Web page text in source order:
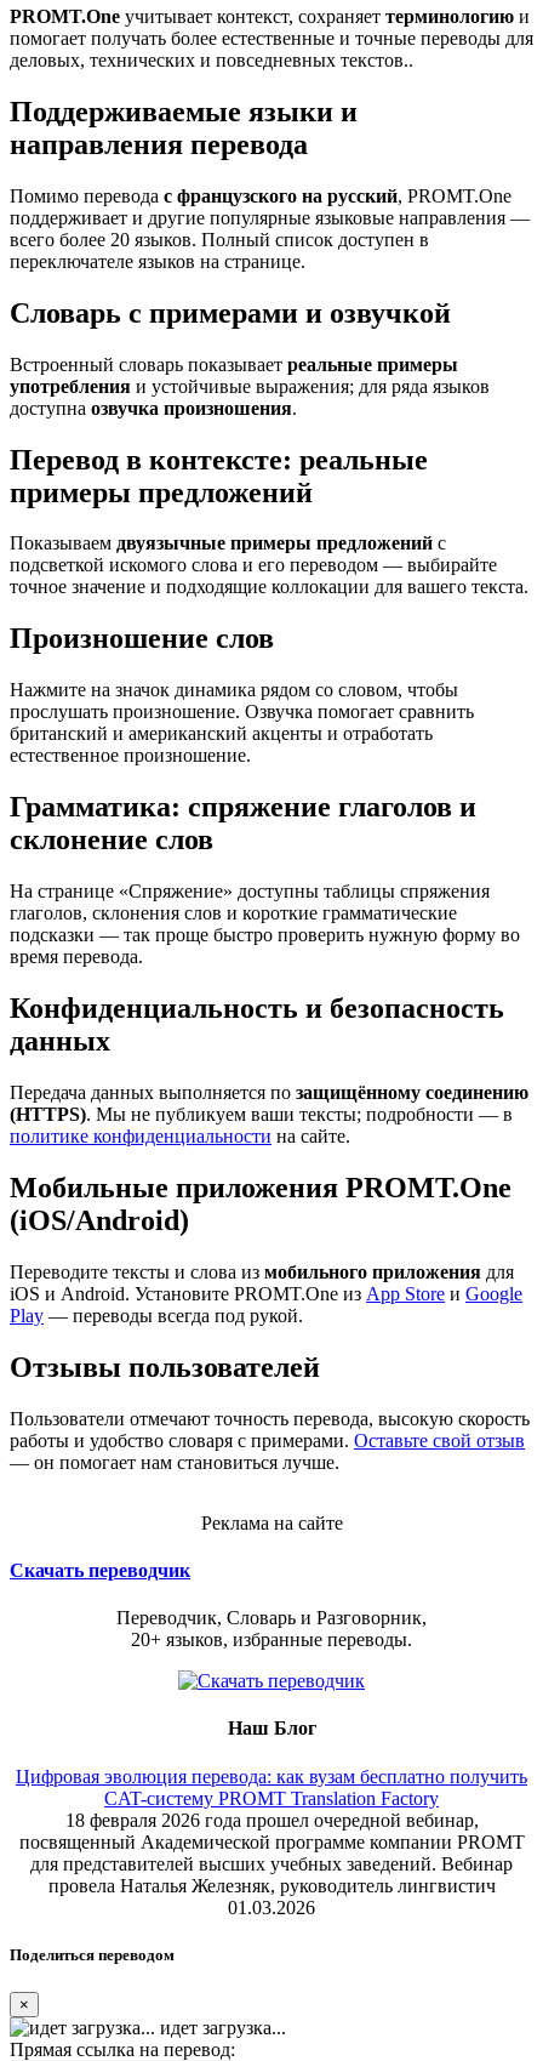
PROMT.One учитывает контекст, сохраняет терминологию и
помогает получать более естественные и точные переводы для
деловых, технических и повседневных текстов..
Поддерживаемые языки и
направления перевода
Помимо перевода с французского на русский, PROMT.One
поддерживает и другие популярные языковые направления —
всего более 20 языков. Полный список доступен в
переключателе языков на странице.
Словарь с примерами и озвучкой
Встроенный словарь показывает реальные примеры
употребления и устойчивые выражения; для ряда языков
доступна озвучка произношения.
Перевод в контексте: реальные
примеры предложений
Показываем двуязычные примеры предложений с
подсветкой искомого слова и его переводом — выбирайте
точное значение и подходящие коллокации для вашего текста.
Произношение слов
Нажмите на значок динамика рядом со словом, чтобы
прослушать произношение. Озвучка помогает сравнить
британский и американский акценты и отработать
естественное произношение.
Грамматика: спряжение глаголов и
склонение слов
На странице «Спряжение» доступны таблицы спряжения
глаголов, склонения слов и короткие грамматические
подсказки — так проще быстро проверить нужную форму во
время перевода.
Конфиденциальность и безопасность
данных
Передача данных выполняется по защищённому соединению
(HTTPS). Мы не публикуем ваши тексты; подробности — в
политике конфиденциальности на сайте.
Мобильные приложения PROMT.One
(iOS/Android)
Переводите тексты и слова из мобильного приложения для
iOS и Android. Установите PROMT.One из App Store и Google
Play — переводы всегда под рукой.
Отзывы пользователей
Пользователи отмечают точность перевода, высокую скорость
работы и удобство словаря с примерами. Оставьте свой отзыв
— он помогает нам становиться лучше.
Реклама на сайте
Скачать переводчик
Переводчик, Словарь и Разговорник,
20+ языков, избранные переводы.
Наш Блог
Цифровая эволюция перевода: как вузам бесплатно получить
CAT-систему PROMT Translation Factory
18 февраля 2026 года прошел очередной вебинар,
посвященный Академической программе компании PROMT
для представителей высших учебных заведений. Вебинар
провела Наталья Железняк, руководитель лингвистич
01.03.2026
Поделиться переводом
×
идет загрузка...
Прямая ссылка на перевод: